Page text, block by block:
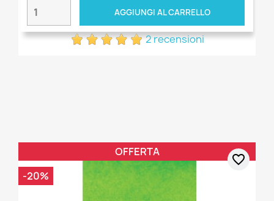
AGGIUNGI AL CARRELLO
2 recensioni
OFFERTA
-20%
favorite_border